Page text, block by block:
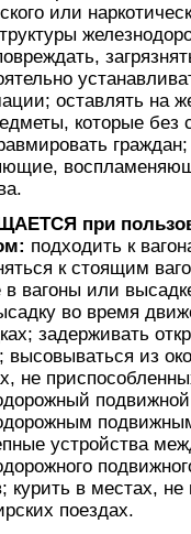
или
оставлять на
которые без
при
подходить к
к стоящим
в вагоны или
во время
задерживать
высовываться из
не
устройства
курить в местах,
поездах.